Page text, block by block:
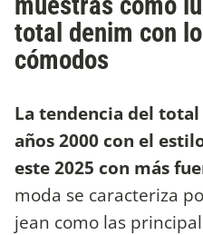
total denim con
cómodos
La tendencia del
años 2000 con el
este 2025 con más
moda se caracteriza
jean como las